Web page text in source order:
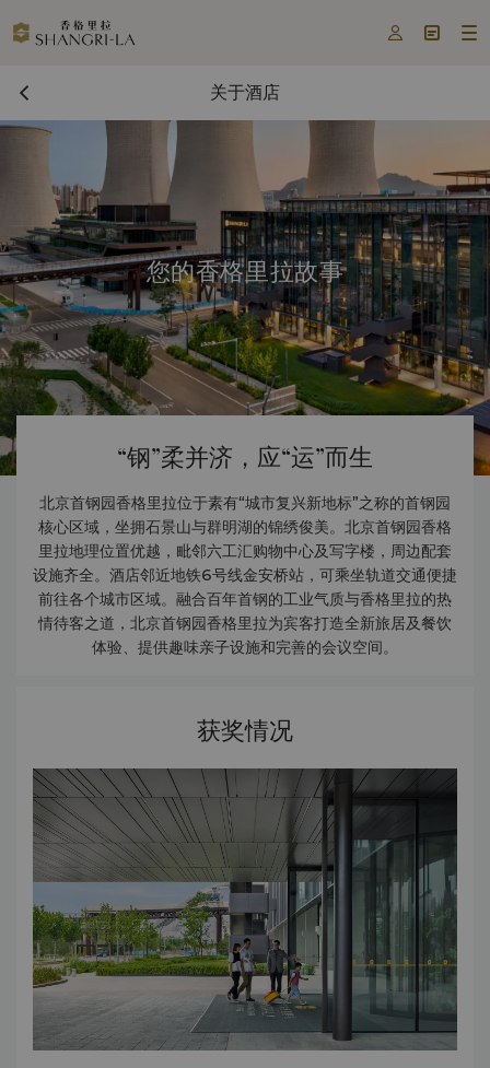
  
关于酒店
您的香格里拉故事
“钢”柔并济，应“运”而生
北京首钢园香格里拉位于素有“城市复兴新地标”之称的首钢园
核心区域，坐拥石景山与群明湖的锦绣俊美。北京首钢园香格
里拉地理位置优越，毗邻六工汇购物中心及写字楼，周边配套
设施齐全。酒店邻近地铁6号线金安桥站，可乘坐轨道交通便捷
前往各个城市区域。融合百年首钢的工业气质与香格里拉的热
情待客之道，北京首钢园香格里拉为宾客打造全新旅居及餐饮
体验、提供趣味亲子设施和完善的会议空间。
获奖情况